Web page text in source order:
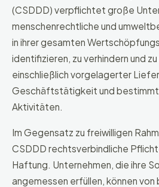
(CSDDD) verpflichtet große
menschenrechtliche und
in ihrer gesamten
identifizieren, zu verhindern und
einschließlich vorgelagerter
Geschäftstätigkeit und
Aktivitäten.
Im Gegensatz zu freiwilligen
CSDDD rechtsverbindliche
Haftung. Unternehmen, die ihre
angemessen erfüllen, können